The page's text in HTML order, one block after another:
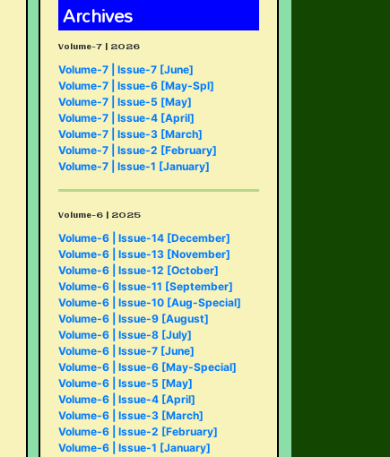
Archives
Volume-7 | 2026
Volume-7 | Issue-7 [June]
Volume-7 | Issue-6 [May-Spl]
Volume-7 | Issue-5 [May]
Volume-7 | Issue-4 [April]
Volume-7 | Issue-3 [March]
Volume-7 | Issue-2 [February]
Volume-7 | Issue-1 [January]
Volume-6 | 2025
Volume-6 | Issue-14 [December]
Volume-6 | Issue-13 [November]
Volume-6 | Issue-12 [October]
Volume-6 | Issue-11 [September]
Volume-6 | Issue-10 [Aug-Special]
Volume-6 | Issue-9 [August]
Volume-6 | Issue-8 [July]
Volume-6 | Issue-7 [June]
Volume-6 | Issue-6 [May-Special]
Volume-6 | Issue-5 [May]
Volume-6 | Issue-4 [April]
Volume-6 | Issue-3 [March]
Volume-6 | Issue-2 [February]
Volume-6 | Issue-1 [January]